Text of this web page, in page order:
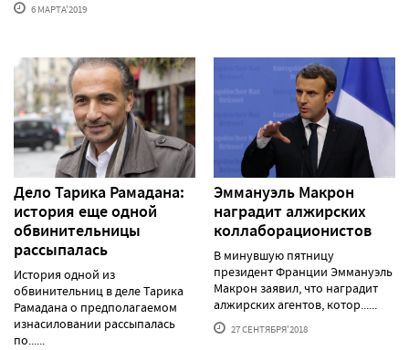
6 МАРТА'2019
Дело Тарика Рамадана:
история еще одной
обвинительницы
рассыпалась
История одной из
обвинительниц в деле Тарика
Рамадана о предполагаемом
изнасиловании рассыпалась
по......
Эммануэль Макрон
наградит алжирских
коллаборационистов
В минувшую пятницу
президент Франции Эммануэль
Макрон заявил, что наградит
алжирских агентов, котор......
27 СЕНТЯБРЯ'2018